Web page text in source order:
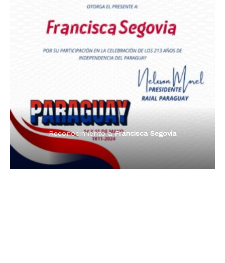
Dama de Oro 2024
Reconocimiento aFrancisca Segovia
Reconocimiento aFrancisca Segovia
Radio Tribuna Abierta
Radio Tribuna Abierta
Radio Oñondivepa Paraguay
Premio Orgullo Paraguayo
Reconocimiento aFrancisca Segovia